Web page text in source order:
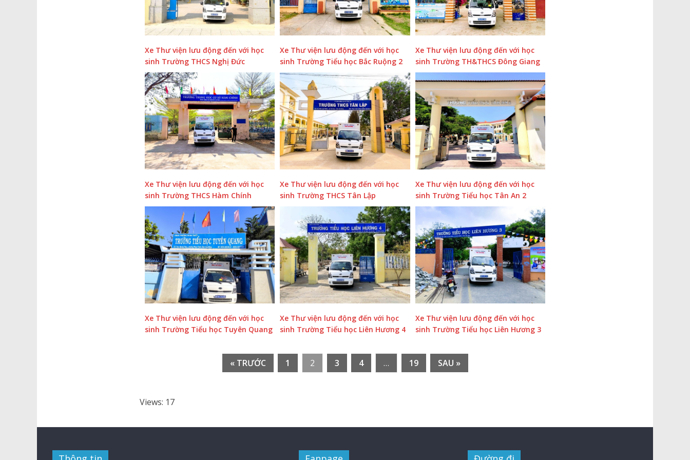
Xe Thư viện lưu động đến với học
sinh Trường THCS Nghị Đức
Xe Thư viện lưu động đến với học
sinh Trường Tiểu học Bắc Ruộng 2
Xe Thư viện lưu động đến với học
sinh Trường TH&THCS Đông Giang
Xe Thư viện lưu động đến với học
sinh Trường THCS Hàm Chính
Xe Thư viện lưu động đến với học
sinh Trường THCS Tân Lập
Xe Thư viện lưu động đến với học
sinh Trường Tiểu học Tân An 2
Xe Thư viện lưu động đến với học
sinh Trường Tiểu học Tuyên Quang
Xe Thư viện lưu động đến với học
sinh Trường Tiểu học Liên Hương 4
Xe Thư viện lưu động đến với học
sinh Trường Tiểu học Liên Hương 3
« TRƯỚC 1 2 3 4 … 19 SAU »
Views: 17